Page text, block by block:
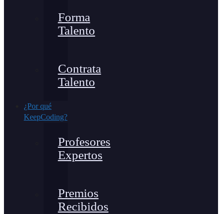
Forma
Talento
Contrata
Talento
¿Por qué
KeepCoding?
Profesores
Expertos
Premios
Recibidos